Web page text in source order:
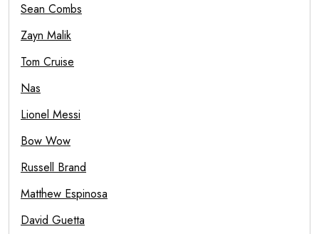
Sean Combs
Zayn Malik
Tom Cruise
Nas
Lionel Messi
Bow Wow
Russell Brand
Matthew Espinosa
David Guetta